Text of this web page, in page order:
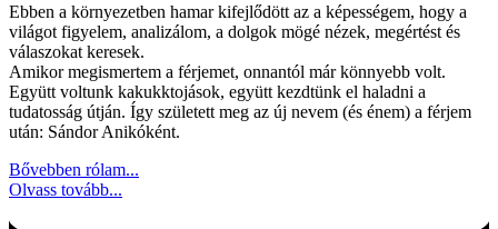
Ebben a környezetben hamar kifejlődött az a képességem, hogy a
világot figyelem, analizálom, a dolgok mögé nézek, megértést és
válaszokat keresek.
Amikor megismertem a férjemet, onnantól már könnyebb volt.
Együtt voltunk kakukktojások, együtt kezdtünk el haladni a
tudatosság útján. Így született meg az új nevem (és énem) a férjem
után: Sándor Anikóként.
Bővebben rólam...
Olvass tovább...